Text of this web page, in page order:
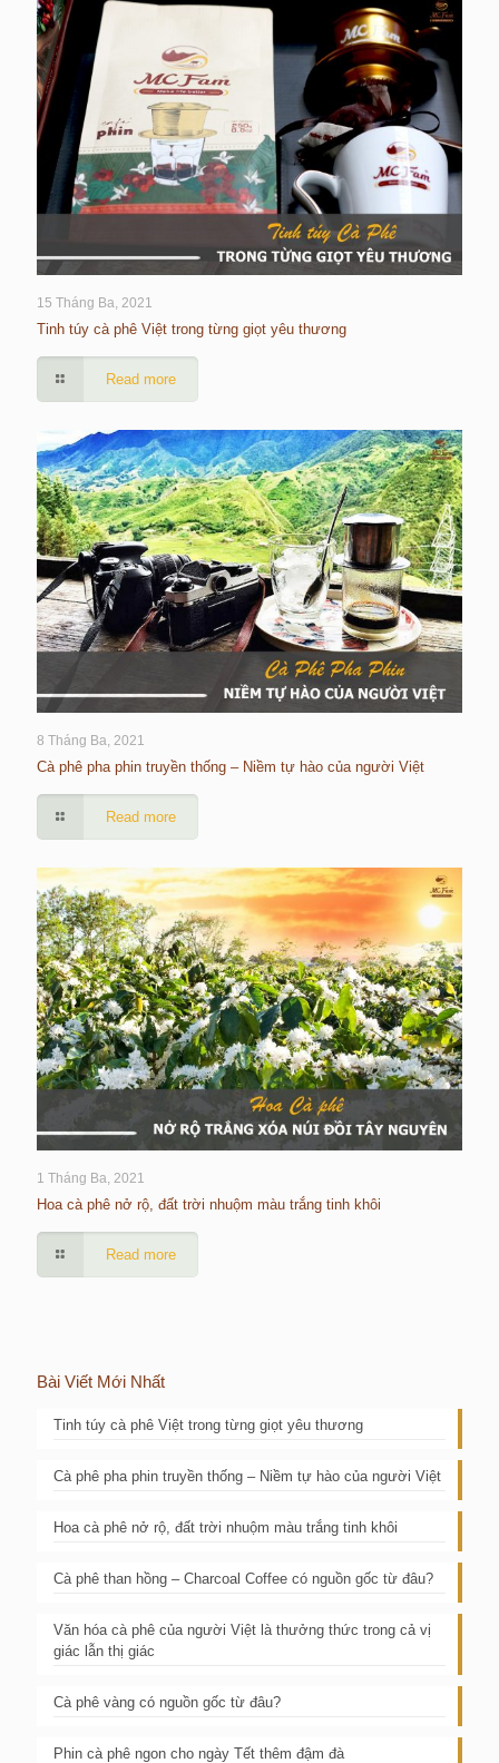
15 Tháng Ba, 2021
Tinh túy cà phê Việt trong từng giọt yêu thương
Read more
8 Tháng Ba, 2021
Cà phê pha phin truyền thống – Niềm tự hào của người Việt
Read more
1 Tháng Ba, 2021
Hoa cà phê nở rộ, đất trời nhuộm màu trắng tinh khôi
Read more
Bài Viết Mới Nhất
Tinh túy cà phê Việt trong từng giọt yêu thương
Cà phê pha phin truyền thống – Niềm tự hào của người Việt
Hoa cà phê nở rộ, đất trời nhuộm màu trắng tinh khôi
Cà phê than hồng – Charcoal Coffee có nguồn gốc từ đâu?
Văn hóa cà phê của người Việt là thưởng thức trong cả vị
giác lẫn thị giác
Cà phê vàng có nguồn gốc từ đâu?
Phin cà phê ngon cho ngày Tết thêm đậm đà